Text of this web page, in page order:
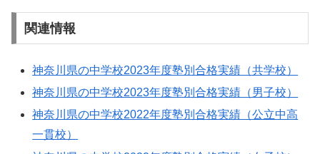
関連情報
神奈川県の中学校2023年度塾別合格実績（共学校）
神奈川県の中学校2023年度塾別合格実績（男子校）
神奈川県の中学校2022年度塾別合格実績（公立中高
一貫校）